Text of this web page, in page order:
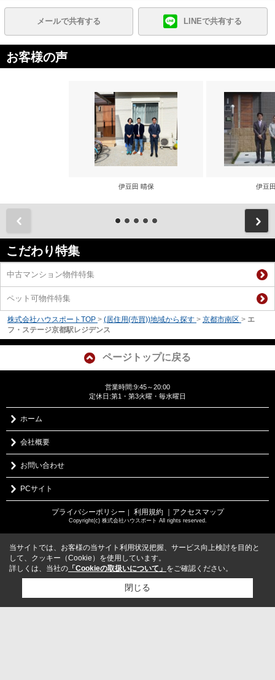
メールで共有する LINEで共有する
お客様の声
伊豆田 晴保 伊豆
こだわり特集
中古マンション物件特集
ペット可物件特集
株式会社ハウスポートTOP > (居住用(売買))地域から探す > 京都市南区 > エ
フ・ステージ京都駅レジデンス
ページトップに戻る
営業時間:9:45～20:00
定休日:第1・第3火曜・毎水曜日
ホーム
会社概要
お問い合わせ
PCサイト
プライバシーポリシー ｜ 利用規約 ｜アクセスマップ
Copyright(c) 株式会社ハウスポート All rights reserved.
当サイトでは、お客様の当サイト利用状況把握、サービス向上検討を目的と
して、クッキー（Cookie）を使用しています。
詳しくは、当社の 「Cookieの取扱いについて」 をご確認ください。
閉じる